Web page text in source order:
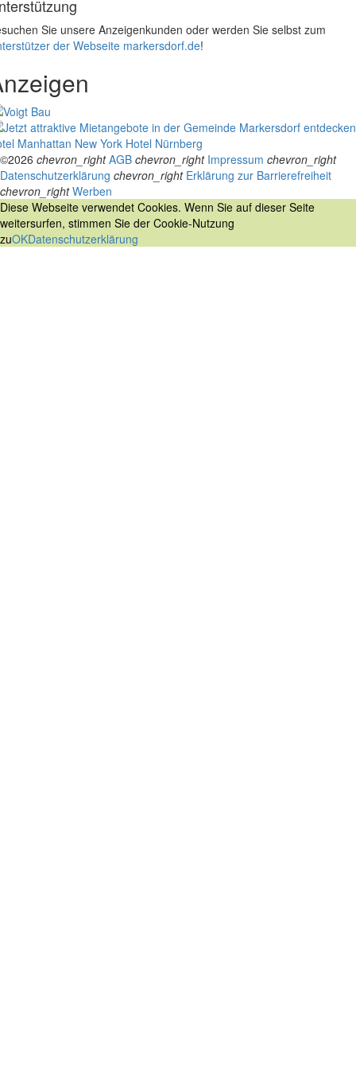
Sie unsere Anzeigenkunden oder werden Sie selbst zum
der Webseite markersdorf.de!
Manhattan New York Hotel Nürnberg
©2026 chevron_right AGB chevron_right Impressum chevron_right
Datenschutzerklärung chevron_right Erklärung zur Barrierefreiheit
chevron_right Werben
Diese Webseite verwendet Cookies. Wenn Sie auf dieser Seite
weitersurfen, stimmen Sie der Cookie-Nutzung
zuOKDatenschutzerklärung